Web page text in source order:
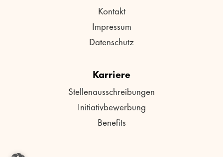
Kontakt
Impressum
Datenschutz
Karriere
Stellenausschreibungen
Initiativbewerbung
Benefits